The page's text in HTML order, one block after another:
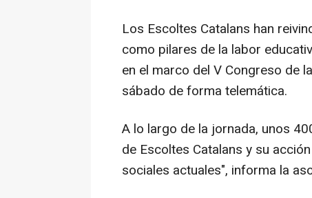
Los Escoltes Catalans han
como pilares de la labor
en el marco del V Congreso de
sábado de forma telemática.
A lo largo de la jornada, unos
de Escoltes Catalans y su
sociales actuales", informa la